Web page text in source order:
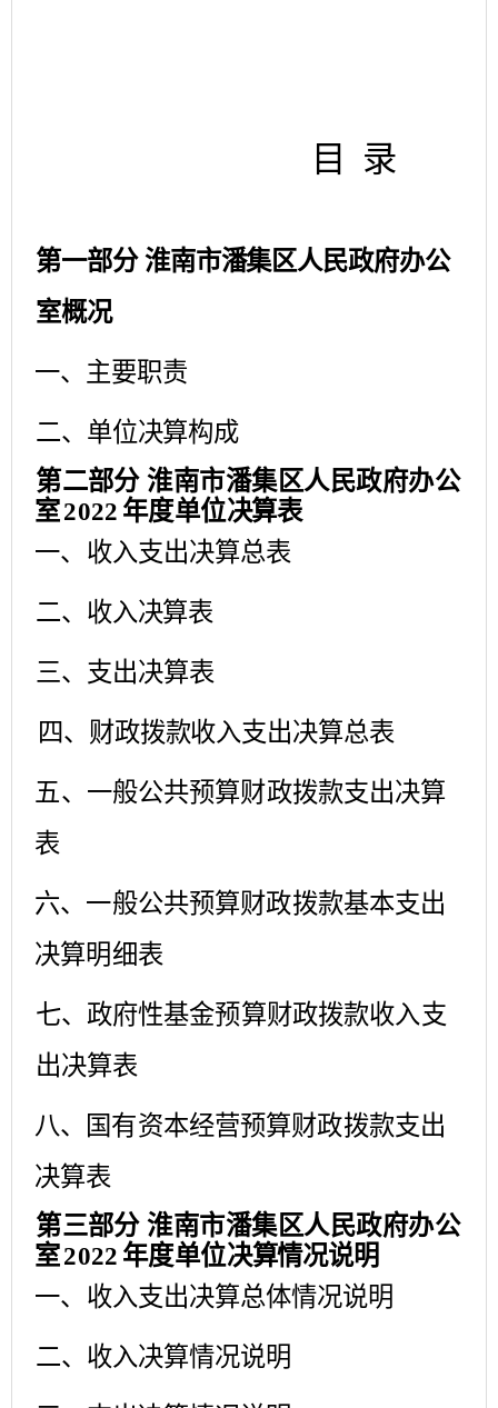
目 录
第一部分 淮南市潘集区人民政府办公
室概况
一、主要职责
二、单位决算构成
第二部分 淮南市潘集区人民政府办公
室2022 年度单位决算表
一、收入支出决算总表
二、收入决算表
三、支出决算表
四、财政拨款收入支出决算总表
五、一般公共预算财政拨款支出决算
表
六、一般公共预算财政拨款基本支出
决算明细表
七、政府性基金预算财政拨款收入支
出决算表
八、国有资本经营预算财政拨款支出
决算表
第三部分 淮南市潘集区人民政府办公
室2022 年度单位决算情况说明
一、收入支出决算总体情况说明
二、收入决算情况说明